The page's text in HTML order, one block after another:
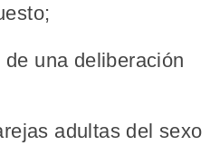
una deliberación
adultas del sexo